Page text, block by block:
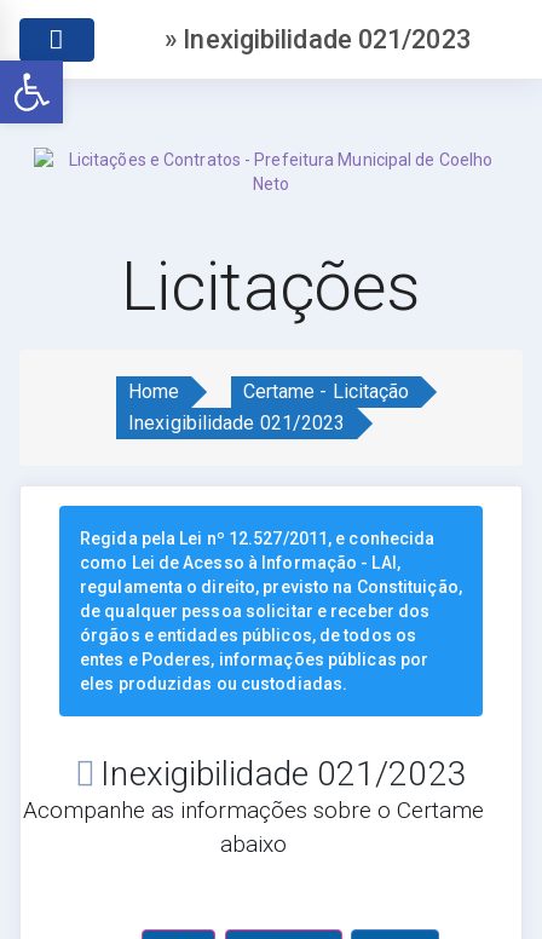
Abrir a barra de ferramentas
» Inexigibilidade 021/2023
Licitações
Home
Certame - Licitação
Inexigibilidade 021/2023
Regida pela Lei nº 12.527/2011, e conhecida
como Lei de Acesso à Informação - LAI,
regulamenta o direito, previsto na Constituição,
de qualquer pessoa solicitar e receber dos
órgãos e entidades públicos, de todos os
entes e Poderes, informações públicas por
eles produzidas ou custodiadas.
Inexigibilidade 021/2023
Acompanhe as informações sobre o Certame
abaixo